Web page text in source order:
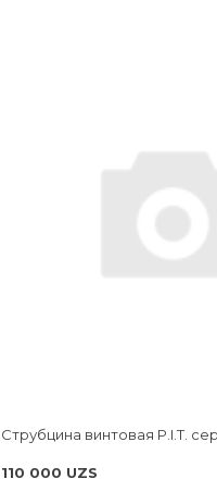
110 000 UZS